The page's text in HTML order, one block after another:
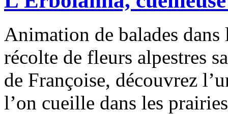
Animation de balades
récolte de fleurs alpestres
de Françoise, découvrez
l’on cueille dans les